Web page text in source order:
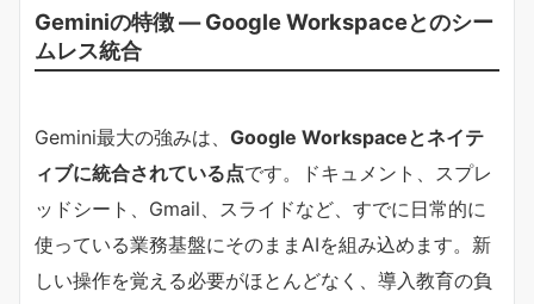
Geminiの特徴 ― Google Workspaceとのシー
ムレス統合
Gemini最大の強みは、 Google Workspaceとネイテ
ィブに統合されている点です。ドキュメント、スプレ
ッドシート、Gmail、スライドなど、すでに日常的に
使っている業務基盤にそのままAIを組み込めます。新
しい操作を覚える必要がほとんどなく、導入教育の負